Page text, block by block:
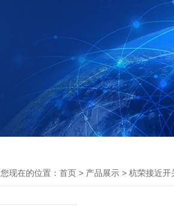
您现在的位置： 首页 > 产品展示 > 杭荣接近开